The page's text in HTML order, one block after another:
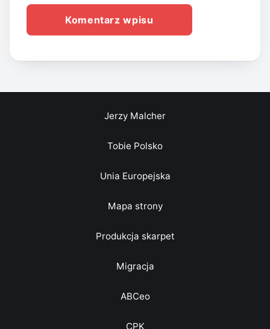
Jerzy Malcher
Tobie Polsko
Unia Europejska
Mapa strony
Produkcja skarpet
Migracja
ABCeo
CPK